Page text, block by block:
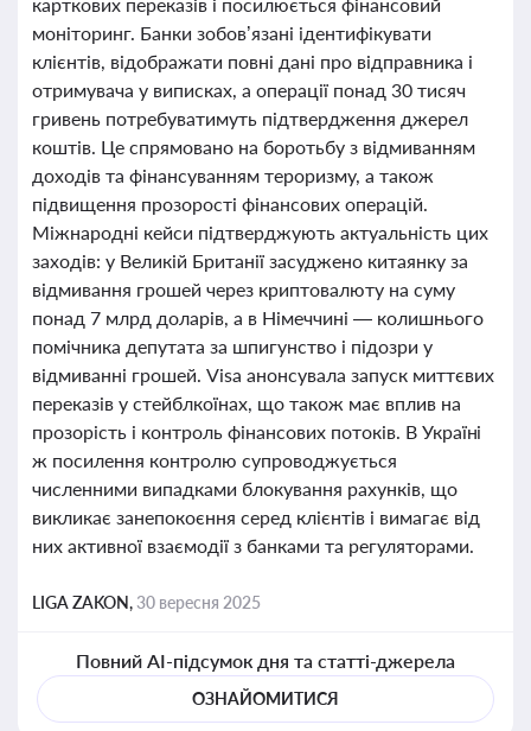
моніторинг. Банки зобов’язані ідентифікувати
клієнтів, відображати повні дані про відправника і
отримувача у виписках, а операції понад 30 тисяч
гривень потребуватимуть підтвердження джерел
коштів. Це спрямовано на боротьбу з відмиванням
доходів та фінансуванням тероризму, а також
підвищення прозорості фінансових операцій.
Міжнародні кейси підтверджують актуальність цих
заходів: у Великій Британії засуджено китаянку за
відмивання грошей через криптовалюту на суму
понад 7 млрд доларів, а в Німеччині — колишнього
помічника депутата за шпигунство і підозри у
відмиванні грошей. Visa анонсувала запуск миттєвих
переказів у стейблкоїнах, що також має вплив на
прозорість і контроль фінансових потоків. В Україні
ж посилення контролю супроводжується
численними випадками блокування рахунків, що
викликає занепокоєння серед клієнтів і вимагає від
них активної взаємодії з банками та регуляторами.
LIGA ZAKON,30 вересня 2025
Повний AI-підсумок дня та статті-джерела
ОЗНАЙОМИТИСЯ